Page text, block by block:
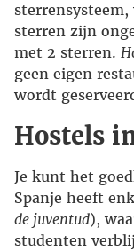
sterren zijn
met 2 sterren.
geen eigen
wordt
Hostels
Je kunt het
Spanje heeft
de juventud),
studenten